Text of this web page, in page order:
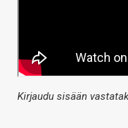
Kirjaudu sisään